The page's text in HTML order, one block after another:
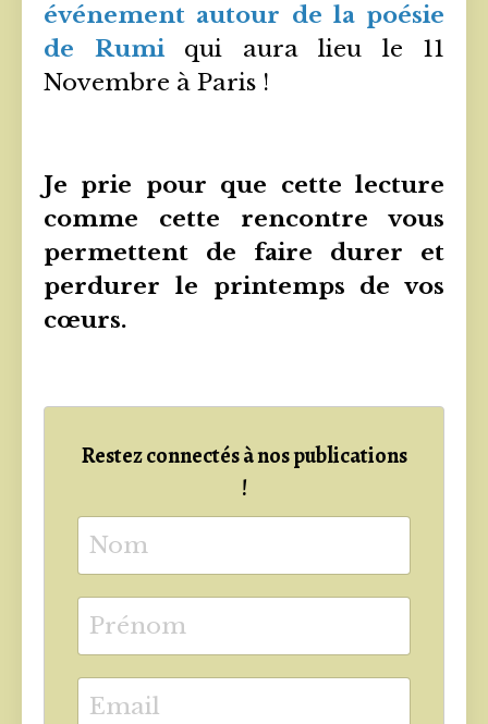
événement autour de la poésie
de Rumi
qui aura lieu le 11
Novembre à Paris !
Je prie pour que cette lecture
comme cette rencontre vous
permettent de faire durer et
perdurer le printemps de vos
cœurs.
Restez connectés à nos publications
!